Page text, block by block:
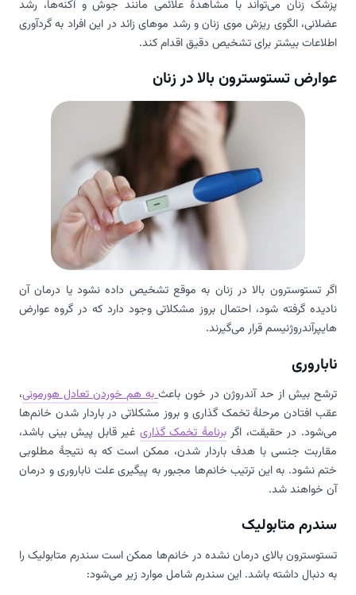
پزشک زنان می‌تواند با مشاهدۀ علائمی مانند جوش و آکنه‌ها، رشد
عضلانی، الگوی ریزش موی زنان و رشد موهای زائد در این افراد به گردآوری
اطلاعات بیشتر برای تشخیص دقیق اقدام کند.
عوارض تستوسترون بالا در زنان
اگر تستوسترون بالا در زنان به موقع تشخیص داده نشود یا درمان آن
نادیده گرفته شود، احتمال بروز مشکلاتی وجود دارد که در گروه عوارض
هایپرآندروژنیسم قرار می‌گیرند.
ناباروری
ترشح بیش از حد آندروژن در خون باعثبه هم خوردن تعادل هورمونی،
عقب افتادن مرحلۀ تخمک گذاری و بروز مشکلاتی در باردار شدن خانم‌ها
می‌شود. در حقیقت، اگربرنامۀ تخمک گذاری غیر قابل پیش بینی باشد،
مقاربت جنسی با هدف باردار شدن، ممکن است که به نتیجۀ مطلوبی
ختم نشود. به این ترتیب خانم‌ها مجبور به پیگیری علت ناباروری و درمان
آن خواهند شد.
سندرم متابولیک
تستوسترون بالای درمان نشده در خانم‌ها ممکن است سندرم متابولیک را
به دنبال داشته باشد. این سندرم شامل موارد زیر می‌شود: